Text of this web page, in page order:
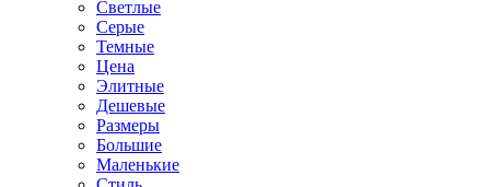
Светлые
Серые
Темные
Цена
Элитные
Дешевые
Размеры
Большие
Маленькие